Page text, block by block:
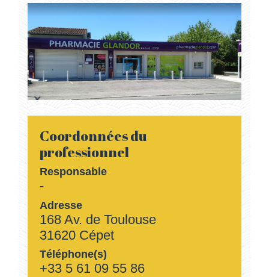
Coordonnées du
professionnel
Responsable
-
Adresse
168 Av. de Toulouse
31620 Cépet
Téléphone(s)
+33 5 61 09 55 86